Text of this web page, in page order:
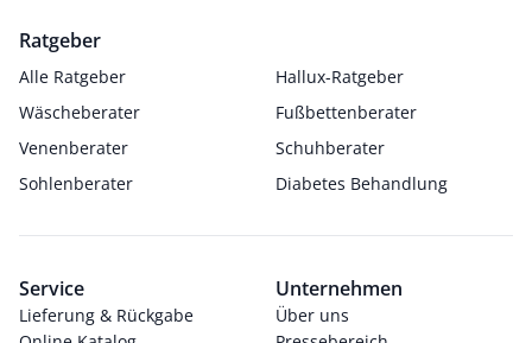
Ratgeber
Alle Ratgeber
Hallux-Ratgeber
Wäscheberater
Fußbettenberater
Venenberater
Schuhberater
Sohlenberater
Diabetes Behandlung
Service
Lieferung & Rückgabe
Unternehmen
Über uns